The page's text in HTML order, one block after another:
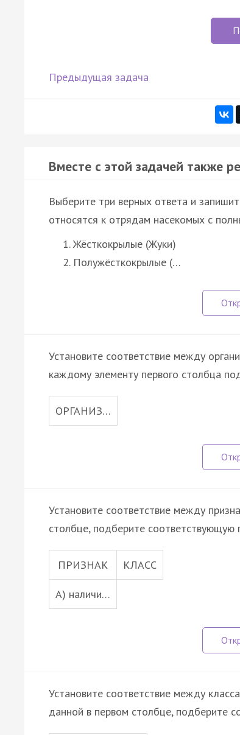
Предыдущая задача
Вместе с этой задачей также
Выберите три верных ответа и
относятся к отрядам насекомых с
Жёсткокрылые (Жуки)
Полужёсткокрылые (…
Установите соответствие между
каждому элементу первого столбца
ОРГАНИЗ…
Установите соответствие между
столбце, подберите соответствующую
ПРИЗНАК КЛАСС
А) наличи…
Установите соответствие между
данной в первом столбце, подберите